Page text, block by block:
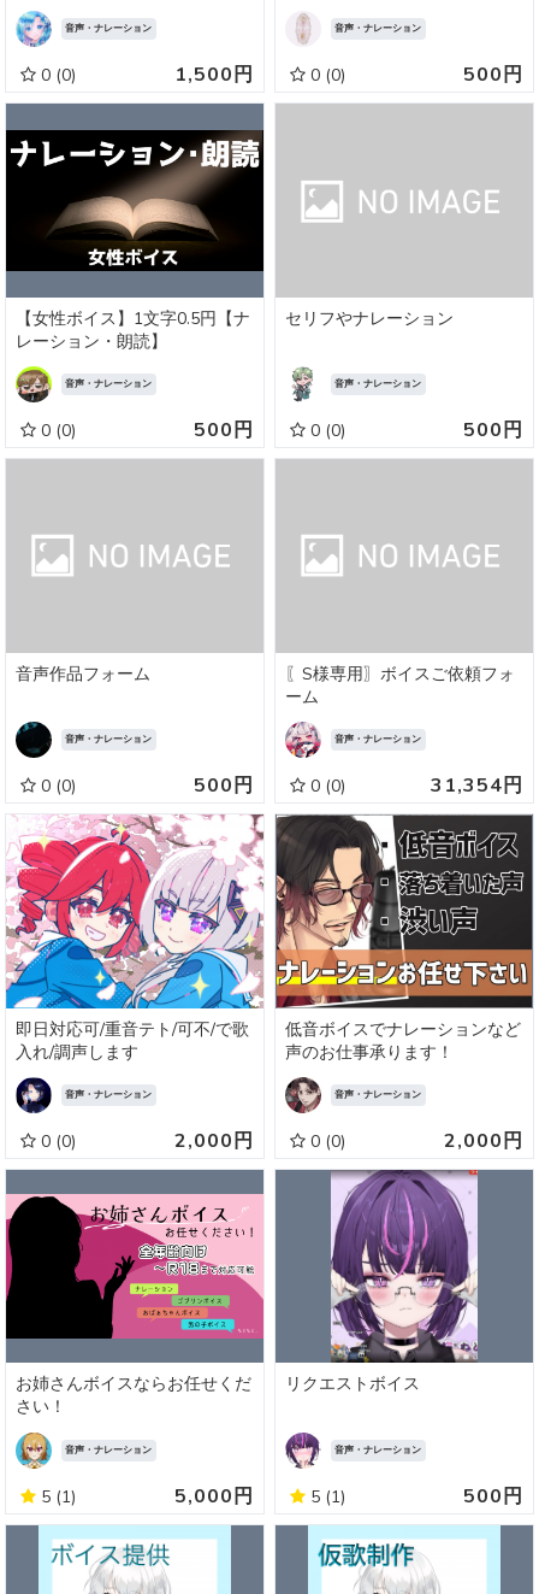
音声・ナレーション
0 (0) 1,500円
音声・ナレーション
0 (0) 500円
【女性ボイス】1文字0.5円【ナ
レーション・朗読】
音声・ナレーション
0 (0) 500円
セリフやナレーション
音声・ナレーション
0 (0) 500円
音声作品フォーム
音声・ナレーション
0 (0) 500円
〖S様専用〗ボイスご依頼フォ
ーム
音声・ナレーション
0 (0) 31,354円
即日対応可/重音テト/可不/で歌
入れ/調声します
音声・ナレーション
0 (0) 2,000円
低音ボイスでナレーションなど
声のお仕事承ります！
音声・ナレーション
0 (0) 2,000円
お姉さんボイスならお任せくだ
さい！
音声・ナレーション
5 (1) 5,000円
リクエストボイス
音声・ナレーション
5 (1) 500円